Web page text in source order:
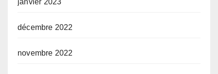
janvier 2023
décembre 2022
novembre 2022